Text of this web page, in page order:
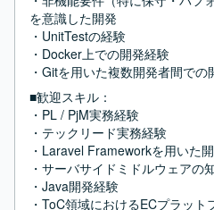
を意識した開発
・UnitTestの経験
・Docker上での開発経験
・Gitを用いた複数開発者間での
■歓迎スキル：
・PL / PjM実務経験
・テックリード実務経験
・Laravel Frameworkを用いた
・サーバサイドミドルウェアの
・Java開発経験
・ToC領域におけるECプラッ